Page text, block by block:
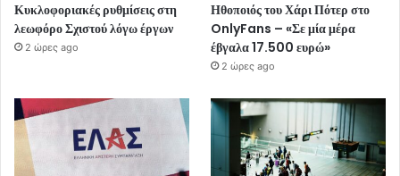
Κυκλοφοριακές ρυθμίσεις στη
λεωφόρο Σχιστού λόγω έργων
2 ώρες ago
Ηθοποιός του Χάρι Πότερ στο
OnlyFans – «Σε μία μέρα
έβγαλα 17.500 ευρώ»
2 ώρες ago